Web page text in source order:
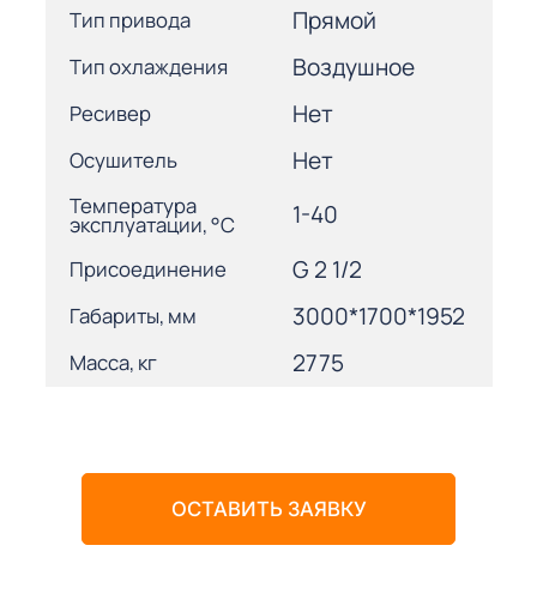
Тип привода Прямой
Тип охлаждения Воздушное
Ресивер Нет
Осушитель Нет
Температура
эксплуатации, °С 1-40
Присоединение G 2 1/2
Габариты, мм 3000*1700*1952
Масса, кг 2775
ОСТАВИТЬ ЗАЯВКУ